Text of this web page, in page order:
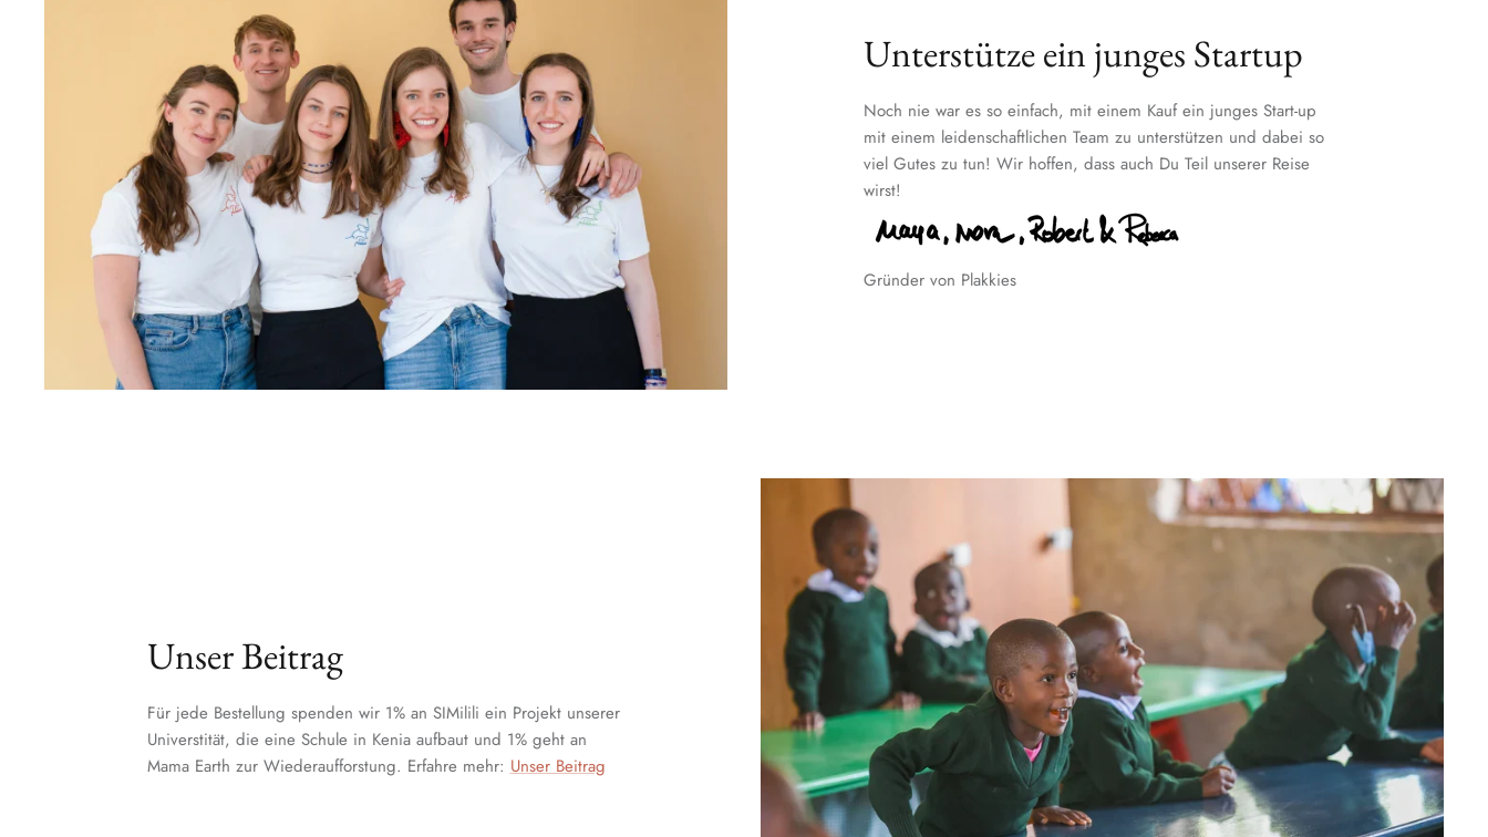
Unterstütze ein junges Startup
Noch nie war es so einfach, mit einem Kauf ein junges Start-up
mit einem leidenschaftlichen Team zu unterstützen und dabei so
viel Gutes zu tun! Wir hoffen, dass auch Du Teil unserer Reise
wirst!
Gründer von Plakkies
Unser Beitrag
Für jede Bestellung spenden wir 1% an SIMilili ein Projekt unserer
Universtität, die eine Schule in Kenia aufbaut und 1% geht an
Mama Earth zur Wiederaufforstung. Erfahre mehr:Unser Beitrag